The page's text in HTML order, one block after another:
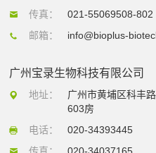
传真：
021-55069508-802
邮箱：
info@bioplus-
广州宝录生物科技有限公司
地址：
广州市黄埔区科丰
603房
电话：
020-34393445